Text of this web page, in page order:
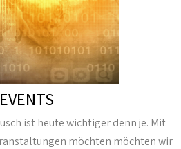
EVENTS
ist heute wichtiger denn je. Mit
möchten möchten wir